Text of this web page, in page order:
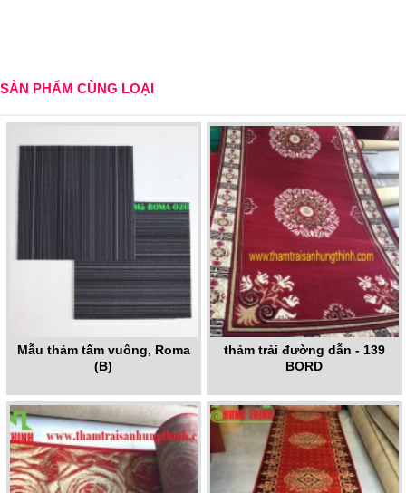
SẢN PHẨM CÙNG LOẠI
Mẫu thảm tấm vuông, Roma
(B)
thảm trải đường dẫn - 139
BORD